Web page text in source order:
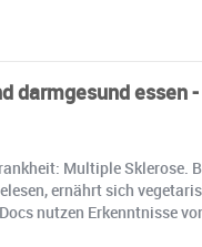
darmgesund essen
Multiple
ernährt sich
nutzen Erkenntnisse